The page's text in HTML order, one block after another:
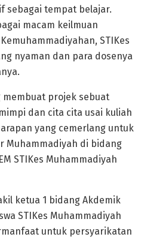
sebagai tempat belajar.
macam keilmuan
STIKes
nyaman dan para dosenya
membuat projek sebuat
dan cita cita usai kuliah
yang cemerlang untuk
Muhammadiyah di bidang
STIKes Muhammadiyah
ketua 1 bidang Akdemik
STIKes Muhammadiyah
untuk persyarikatan